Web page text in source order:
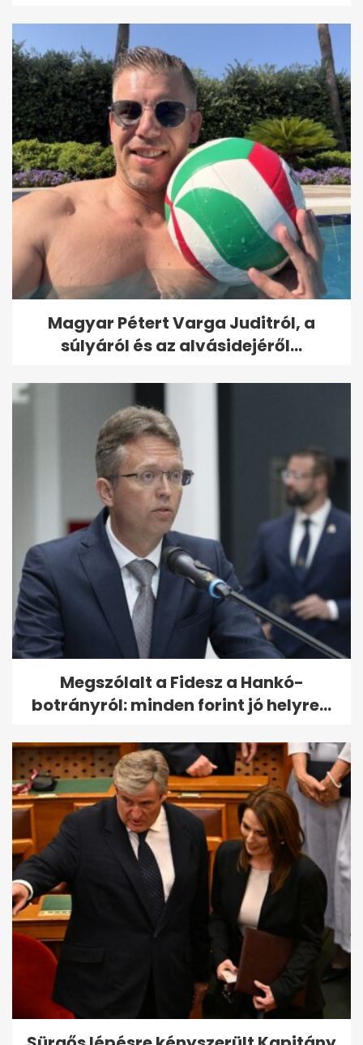
Magyar Pétert Varga Juditról, a
súlyáról és az alvásidejéről...
Megszólalt a Fidesz a Hankó-
botrányról: minden forint jó helyre...